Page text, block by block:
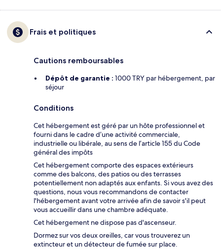
Frais et politiques
Cautions remboursables
Dépôt de garantie : 1000 TRY par hébergement, par
séjour
Conditions
Cet hébergement est géré par un hôte professionnel et
fourni dans le cadre d’une activité commerciale,
industrielle ou libérale, au sens de l’article 155 du Code
général des impôts
Cet hébergement comporte des espaces extérieurs
comme des balcons, des patios ou des terrasses
potentiellement non adaptés aux enfants. Si vous avez des
questions, nous vous recommandons de contacter
l'hébergement avant votre arrivée afin de savoir s'il peut
vous accueillir dans une chambre adéquate.
Cet hébergement ne dispose pas d'ascenseur.
Dormez sur vos deux oreilles, car vous trouverez un
extincteur et un détecteur de fumée sur place.